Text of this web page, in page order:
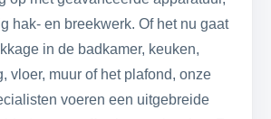
hak- en breekwerk. Of het nu gaat
in de badkamer, keuken,
vloer, muur of het plafond, onze
voeren een uitgebreide